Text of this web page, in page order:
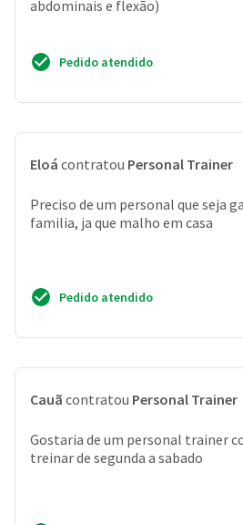
abdominais e flexão)
Pedido atendido
Eloá contratou Personal Trainer
Preciso de um personal que seja
familia, ja que malho em casa
Pedido atendido
Cauã contratou Personal Trainer
Gostaria de um personal trainer
treinar de segunda a sabado